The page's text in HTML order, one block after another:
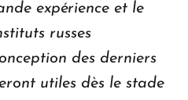
expérience et le
russes
des derniers
utiles dès le stade